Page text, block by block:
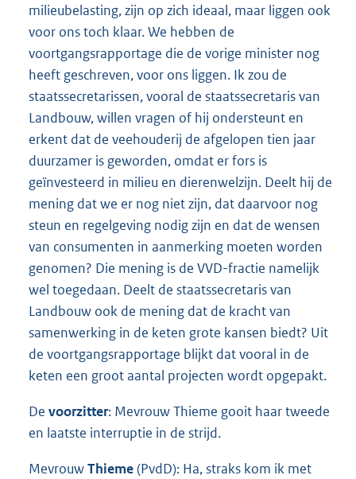
milieubelasting, zijn op zich ideaal, maar liggen ook
voor ons toch klaar. We hebben de
voortgangsrapportage die de vorige minister nog
heeft geschreven, voor ons liggen. Ik zou de
staatssecretarissen, vooral de staatssecretaris van
Landbouw, willen vragen of hij ondersteunt en
erkent dat de veehouderij de afgelopen tien jaar
duurzamer is geworden, omdat er fors is
geïnvesteerd in milieu en dierenwelzijn. Deelt hij de
mening dat we er nog niet zijn, dat daarvoor nog
steun en regelgeving nodig zijn en dat de wensen
van consumenten in aanmerking moeten worden
genomen? Die mening is de VVD-fractie namelijk
wel toegedaan. Deelt de staatssecretaris van
Landbouw ook de mening dat de kracht van
samenwerking in de keten grote kansen biedt? Uit
de voortgangsrapportage blijkt dat vooral in de
keten een groot aantal projecten wordt opgepakt.
De voorzitter: Mevrouw Thieme gooit haar tweede
en laatste interruptie in de strijd.
MevrouwThieme(PvdD): Ha, straks kom ik met